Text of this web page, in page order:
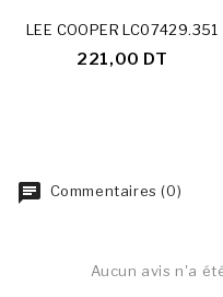
LEE COOPER LC07429.351
221,00 DT
Commentaires (0)
Aucun avis n'a